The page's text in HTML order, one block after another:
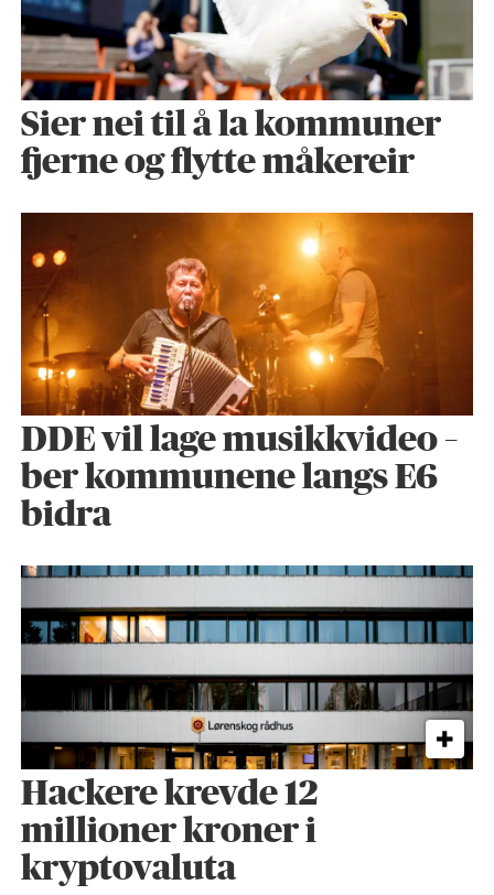
Sier nei til å la kommuner
fjerne og flytte måkereir
DDE vil lage musikkvideo –
ber kommunene langs E6
bidra
Hackere krevde 12
millioner kroner i
kryptovaluta